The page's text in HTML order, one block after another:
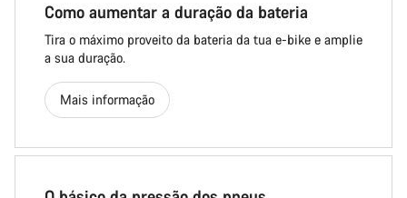
Como aumentar a duração da bateria
Tira o máximo proveito da bateria da tua e-bike e amplie
a sua duração.
Mais informação